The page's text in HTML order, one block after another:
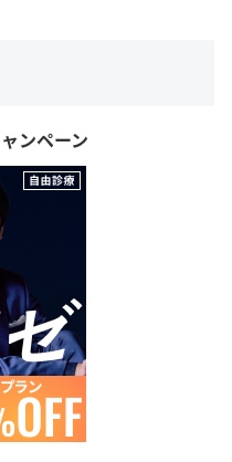
ンペーン